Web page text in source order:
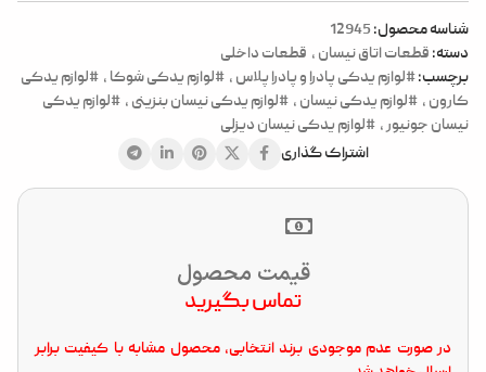
شناسه محصول:12945
دسته: قطعات اتاق نیسان , قطعات داخلی
برچسب:#لوازم یدکی پادرا و پادرا پلاس , #لوازم یدکی شوکا , #لوازم یدکی
کارون , #لوازم یدکی نیسان , #لوازم یدکی نیسان بنزینی , #لوازم یدکی
نیسان جونیور, #لوازم یدکی نیسان دیزلی
اشتراک گذاری
قیمت محصول
تماس بگیرید
در صورت عدم موجودی برند انتخابی، محصول مشابه با کیفیت برابر